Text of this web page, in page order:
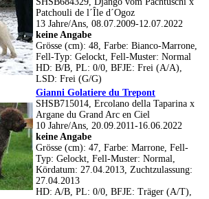
Patchouli de l´Île d´Ogoz
13 Jahre/Ans, 08.07.2009-12.07.2022
keine Angabe
Grösse (cm): 48, Farbe: Bianco-Marrone,
Fell-Typ: Gelockt, Fell-Muster: Normal
HD: B/B, PL: 0/0, BFJE: Frei (A/A),
LSD: Frei (G/G)
Gianni Golatiere du Trepont
SHSB715014, Ercolano della Taparina x
Argane du Grand Arc en Ciel
10 Jahre/Ans, 20.09.2011-16.06.2022
keine Angabe
Grösse (cm): 47, Farbe: Marrone, Fell-
Typ: Gelockt, Fell-Muster: Normal,
Kördatum: 27.04.2013, Zuchtzulassung:
27.04.2013
HD: A/B, PL: 0/0, BFJE: Träger (A/T),